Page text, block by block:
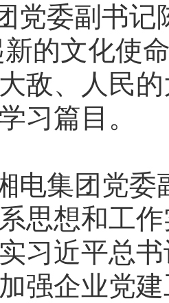
委副书记
的文化使
敌、人民
习篇目。
集团党委
思想和工
习近平总
强企业党